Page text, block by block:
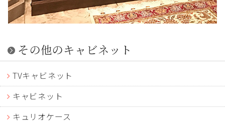
その他のキャビネット
TVキャビネット
キャビネット
キュリオケース